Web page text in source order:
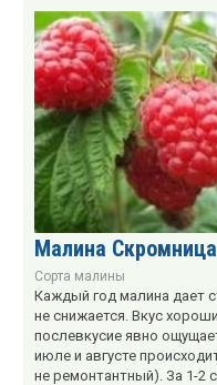
Малина Скромница
Сорта малины
Каждый год малина дает
не снижается. Вкус
послевкусие явно
июле и августе
не ремонтантный). За 1-2